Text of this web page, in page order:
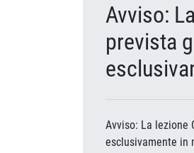
Avviso:
prevista
Avviso: La lezione
esclusivamente in